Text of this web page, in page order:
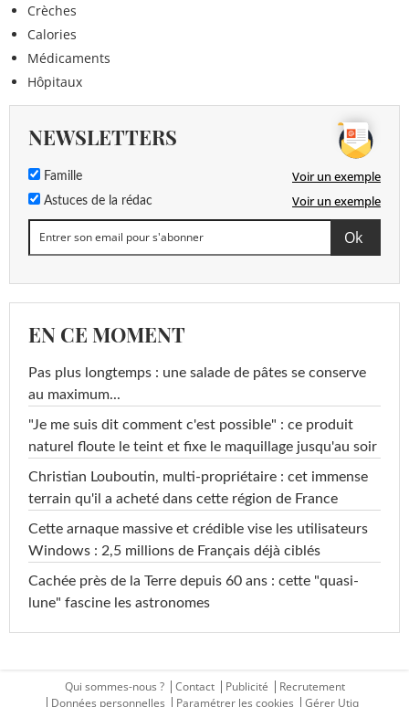
Crèches
Calories
Médicaments
Hôpitaux
NEWSLETTERS
Famille Voir un exemple
Astuces de la rédac Voir un exemple
EN CE MOMENT
Pas plus longtemps : une salade de pâtes se conserve
au maximum...
"Je me suis dit comment c'est possible" : ce produit
naturel floute le teint et fixe le maquillage jusqu'au soir
Christian Louboutin, multi-propriétaire : cet immense
terrain qu'il a acheté dans cette région de France
Cette arnaque massive et crédible vise les utilisateurs
Windows : 2,5 millions de Français déjà ciblés
Cachée près de la Terre depuis 60 ans : cette "quasi-
lune" fascine les astronomes
Qui sommes-nous ? Contact Publicité
Recrutement
Données personnelles
Paramétrer les cookies Gérer Utiq